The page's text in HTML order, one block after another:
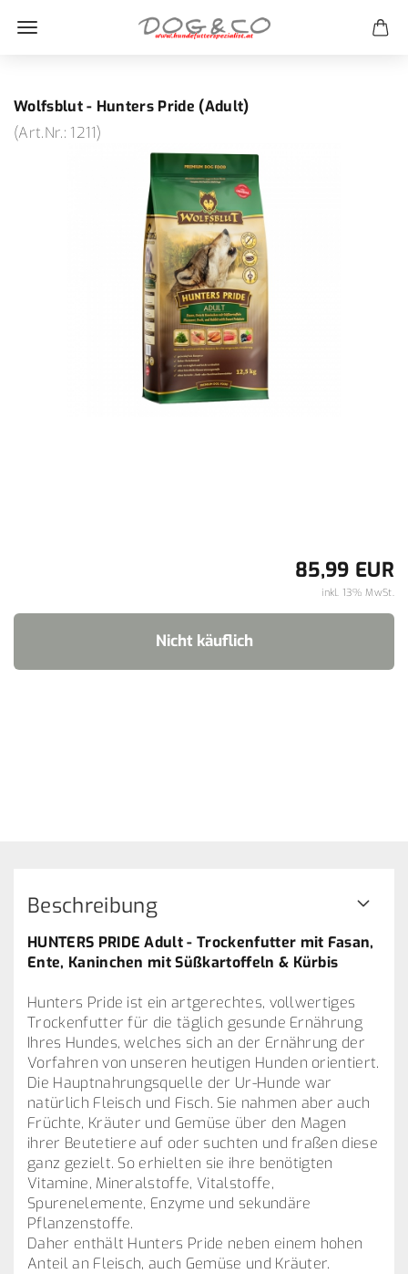
Wolfsblut - Hunters Pride (Adult)
(Art.Nr.: 1211)
85,99 EUR
inkl. 13% MwSt.
Beschreibung
HUNTERS PRIDE Adult - Trockenfutter mit Fasan,
Ente, Kaninchen mit Süßkartoffeln & Kürbis​
Hunters Pride ist ein artgerechtes, vollwertiges
Trockenfutter für die täglich gesunde Ernährung
Ihres Hundes, welches sich an der Ernährung der
Vorfahren von unseren heutigen Hunden orientiert.
Die Hauptnahrungsquelle der Ur-Hunde war
natürlich Fleisch und Fisch. Sie nahmen aber auch
Früchte, Kräuter und Gemüse über den Magen
ihrer Beutetiere auf oder suchten und fraßen diese
ganz gezielt. So erhielten sie ihre benötigten
Vitamine, Mineralstoffe, Vitalstoffe,
Spurenelemente, Enzyme und sekundäre
Pflanzenstoffe.
Daher enthält Hunters Pride neben einem hohen
Anteil an Fleisch, auch Gemüse und Kräuter.